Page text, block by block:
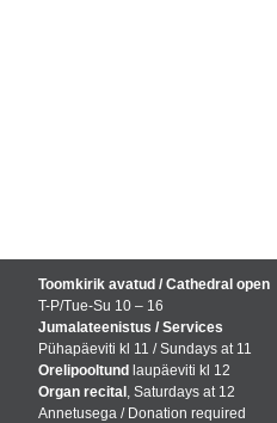
Toomkirik avatud / Cathedral open
T-P/Tue-Su 10 – 16
Jumalateenistus / Services
Pühapäeviti kl 11 / Sundays at 11
Orelipooltund laupäeviti kl 12
Organ recital , Saturdays at 12
Annetusega / Donation required